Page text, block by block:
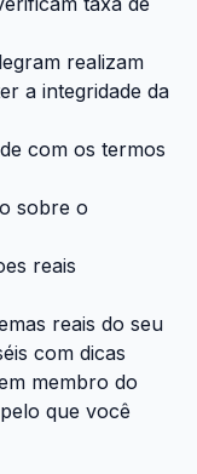
realizam
a integridade da
com os termos
sobre o
reais
reais do seu
com dicas
membro do
que você